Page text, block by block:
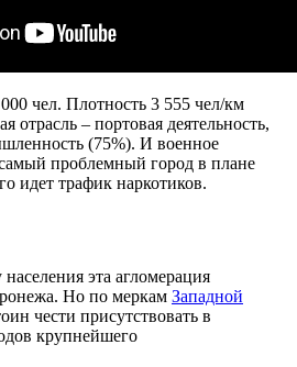
чел. Плотность 3 555 чел/км
отрасль – портовая деятельность,
(75%). И военное
проблемный город в плане
идет трафик наркотиков.
эта агломерация
Но по меркам Западной
чести присутствовать в
крупнейшего